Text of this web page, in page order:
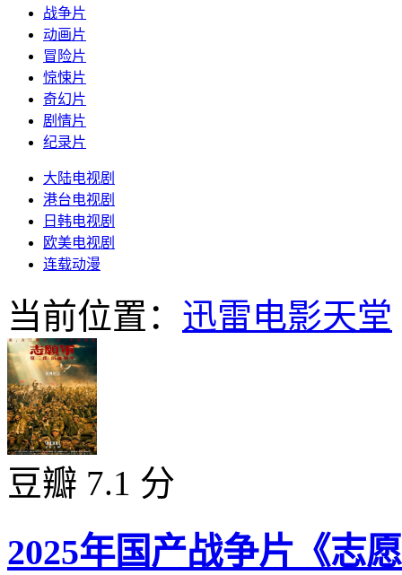
战争片
动画片
冒险片
惊悚片
奇幻片
剧情片
纪录片
大陆电视剧
港台电视剧
日韩电视剧
欧美电视剧
连载动漫
当前位置： 迅雷电影天堂
豆瓣 7.1 分
2025年国产战争片《志